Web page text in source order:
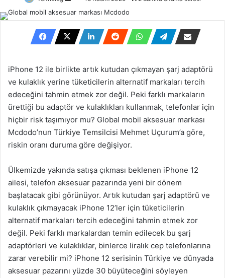
e-
posta
göndermek
iPhone 12 ile birlikte artık kutudan çıkmayan şarj adaptörü
ve kulaklık yerine tüketicilerin alternatif markaları tercih
edeceğini tahmin etmek zor değil. Peki farklı markaların
ürettiği bu adaptör ve kulaklıkları kullanmak, telefonlar için
hiçbir risk taşımıyor mu? Global mobil aksesuar markası
Mcdodo’nun Türkiye Temsilcisi Mehmet Uçurum’a göre,
riskin oranı duruma göre değişiyor.
Ülkemizde yakında satışa çıkması beklenen iPhone 12
ailesi, telefon aksesuar pazarında yeni bir dönem
başlatacak gibi görünüyor. Artık kutudan şarj adaptörü ve
kulaklık çıkmayacak iPhone 12’ler için tüketicilerin
alternatif markaları tercih edeceğini tahmin etmek zor
değil. Peki farklı markalardan temin edilecek bu şarj
adaptörleri ve kulaklıklar, binlerce liralık cep telefonlarına
zarar verebilir mi? iPhone 12 serisinin Türkiye ve dünyada
aksesuar pazarını yüzde 30 büyüteceğini söyleyen